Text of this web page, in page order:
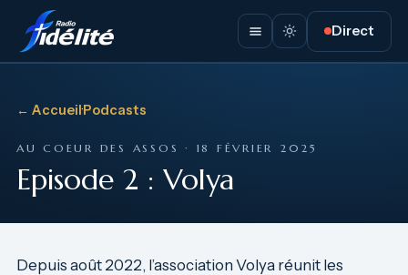
Direct
← Accueil·Podcasts
AU COEUR DES ASSOS · 18 FÉVRIER 2025
Episode 2 : Volya
Depuis août 2022, l’association Volya réunit les